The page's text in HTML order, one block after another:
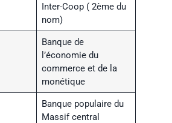
Inter-Coop ( 2ème du
nom)
Banque de
l’économie du
commerce et de la
monétique
Banque populaire du
Massif central